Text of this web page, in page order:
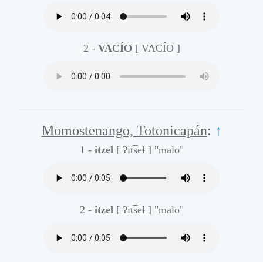
2 - VACÍO [ VACÍO ]
Momostenango, Totonicapán: ↑
1 - itzel [ ʔit͡seɬ ] "malo"
2 - itzel [ ʔit͡seɬ ] "malo"